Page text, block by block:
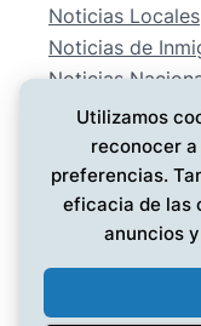
Noticias Locales
Noticias de
Noticias
Deportes
Entretenimiento
EMPRESA
Conócenos
Política de
Utilizamos
reconocer
preferencias.
eficacia de las
anuncios